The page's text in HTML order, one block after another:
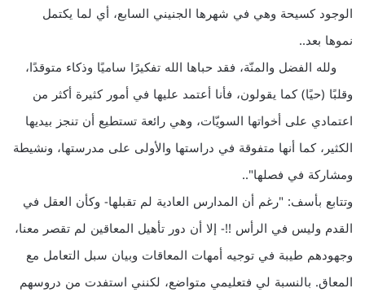
الوجود كسيحة وهي في شهرها الجنيني السابع، أي لما يكتمل
نموها بعد..
ولله الفضل والمنّة، فقد حباها الله تفكيرًا ساميًا وذكاء متوقدًا،
وقلبًا (حيًا) كما يقولون، فأنا أعتمد عليها في أمور كثيرة أكثر من
اعتمادي على أخواتها السويّات، وهي رائعة تستطيع أن تنجز بيديها
الكثير، كما أنها متفوقة في دراستها والأولى على مدرستها، ونشيطة
ومشاركة في فصلها"..
وتتابع بأسف: "رغم أن المدارس العادية لم تقبلها- وكأن العقل في
القدم وليس في الرأس !!- إلا أن دور تأهيل المعاقين لم تقصر معنا،
وجهودهم طيبة في توجيه أمهات المعاقات وبيان سبل التعامل مع
المعاق. بالنسبة لي فتعليمي متواضع، لكنني استفدت من دروسهم